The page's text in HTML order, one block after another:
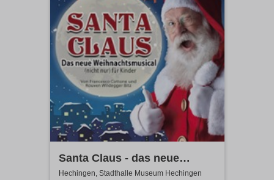
Santa Claus - das neue
Weihnachtsmusical (nicht
Hechingen, Stadthalle Museum Hechingen